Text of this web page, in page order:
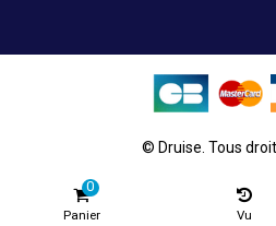
© Druise. Tous
Panier
0
Vu